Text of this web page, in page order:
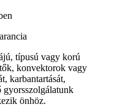
típusú vagy korú
konvektorok vagy
karbantartását,
gyorsszolgálatunk
önhöz.